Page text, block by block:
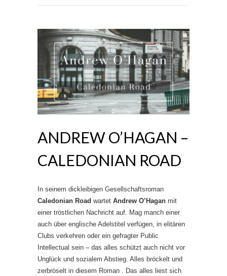
ANDREW O’HAGAN –
CALEDONIAN ROAD
In seinem dickleibigen Gesellschaftsroman
Caledonian Road wartet Andrew O’Hagan mit
einer tröstlichen Nachricht auf. Mag manch einer
auch über englische Adelstitel verfügen, in elitären
Clubs verkehren oder ein gefragter Public
Intellectual sein – das alles schützt auch nicht vor
Unglück und sozialem Abstieg. Alles bröckelt und
zerbröselt in diesem Roman . Das alles liest sich